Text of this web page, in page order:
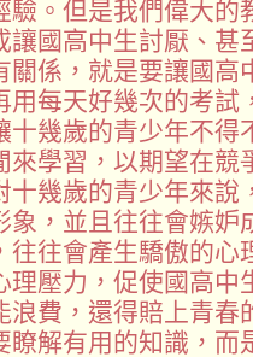
驗。但是我們偉大的
讓國高中生討厭、甚
關係，就是要讓國高
用每天好幾次的考試
十幾歲的青少年不得
來學習，以期望在競
十幾歲的青少年來
象，並且往往會嫉
往往會產生驕傲的心
理壓力，促使國高
浪費，還得賠上青春
瞭解有用的知識，而